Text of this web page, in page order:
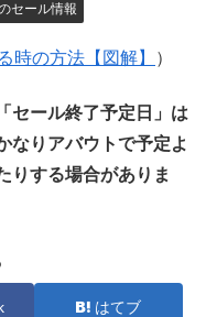
セール情報
時の方法【図解】 ）
セール終了予定日」は
なりアバウトで予定よ
りする場合がありま
はてブ